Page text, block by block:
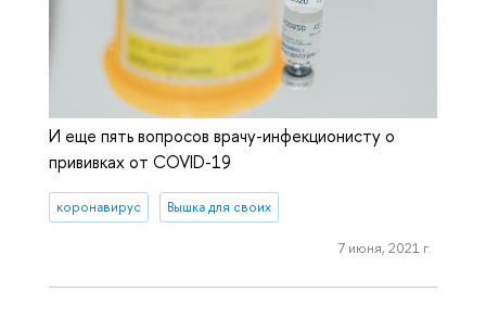
И еще пять вопросов врачу-инфекционисту о
прививках от COVID-19
коронавирус Вышка для своих
7 июня, 2021 г.